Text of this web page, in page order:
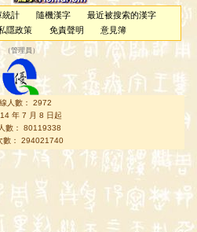
統計 隨機漢字
最近被搜索的漢字
隱政策 免責聲明 意見簿
（管理員 ）
人數： 2972
年 7 月 8 日起
數： 80119338
數： 294021740